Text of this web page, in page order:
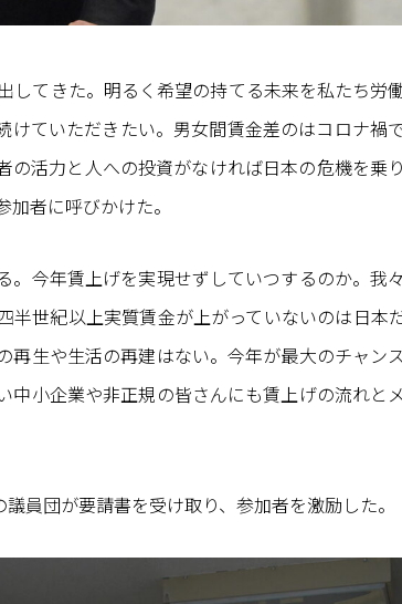
てきた。明るく希望の持てる未来を私たち労
ていただきたい。男女間賃金差のはコロナ禍
活力と人への投資がなければ日本の危機を乗
者に呼びかけた。
今年賃上げを実現せずしていつするのか。我
半世紀以上実質賃金が上がっていないのは日本
生や生活の再建はない。今年が最大のチャン
小企業や非正規の皆さんにも賃上げの流れと
員団が要請書を受け取り、参加者を激励した。